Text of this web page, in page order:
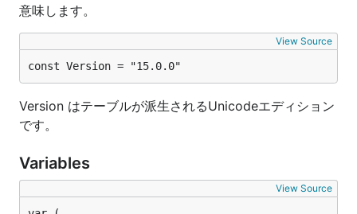
意味します。
View Source
const Version = "15.0.0"
Version はテーブルが派生されるUnicodeエディション
です。
Variables
View Source